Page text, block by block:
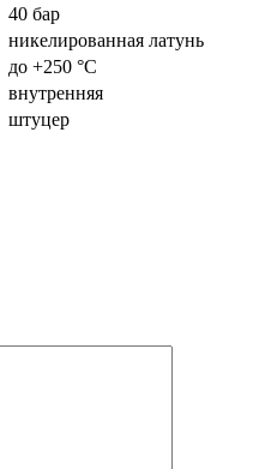
40 бар
никелированная латунь
до +250 °C
внутренняя
штуцер